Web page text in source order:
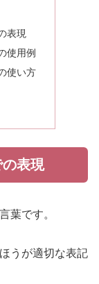
表現
使用例
使い方
の表現
葉です。
うが適切な表記